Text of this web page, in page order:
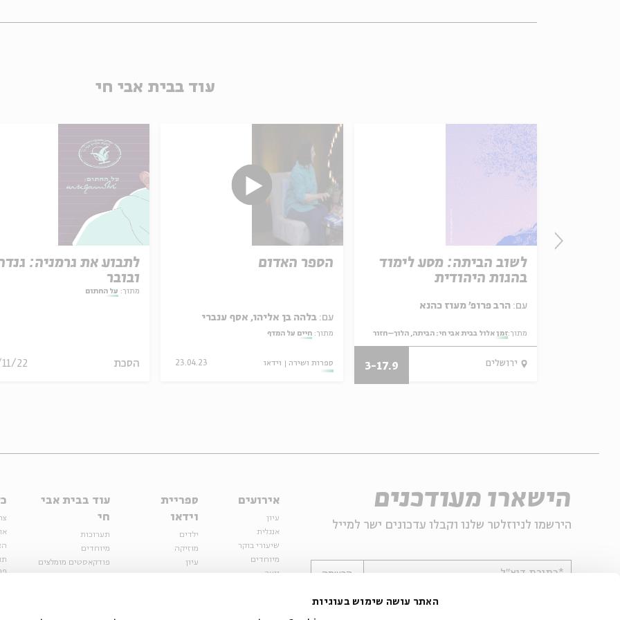
האתר עושה שימוש בעוגיות
עוד בבית אבי חי
לתבוע את גרמניה:
ובובר
מתוך: על החתום
הסכת 22
הספר האדום
עם: בלהה בן אליהו, אסף ענברי
מתוך: חיים על המדף
ספרות ושירה וידאו 23.04.23
לשוב הביתה: מסע לימוד
בהגות היהודית
עם:
מתוך:זמן אלול בבית אבי חי: הביתה, הלוך–חזור
ירושלים 3-17.9
הישארו מעודכנים
הירשמו לניוזלטר שלנו וקבלו עדכונים ישר למייל
*כתובת דוא"ל הרשמה
אירועים
עיון
אנגלית
שיעורי בוקר
מיוחדים
נוער
ספריית
וידאו
ילדים
מוזיקה
עיון
עוד בבית אבי
חי
תערוכות
מיוחדים
פודקאסטים מומלצים